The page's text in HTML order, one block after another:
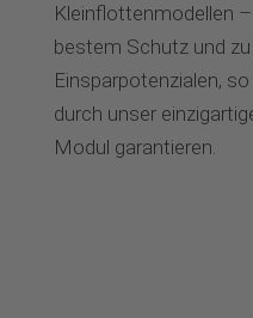
Kleinflottenmodellen
bestem Schutz und
Einsparpotenzialen,
durch unser
Modul garantieren.